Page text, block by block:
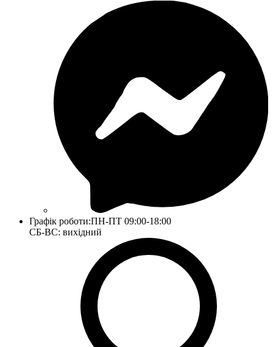
Графік роботи:ПН-ПТ 09:00-18:00
СБ-ВС: вихідний